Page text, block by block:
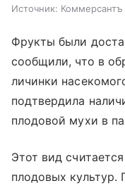
Источник: Коммерсантъ
Фрукты были
сообщили, что в
личинки
подтвердила
плодовой мухи в
Этот вид
плодовых